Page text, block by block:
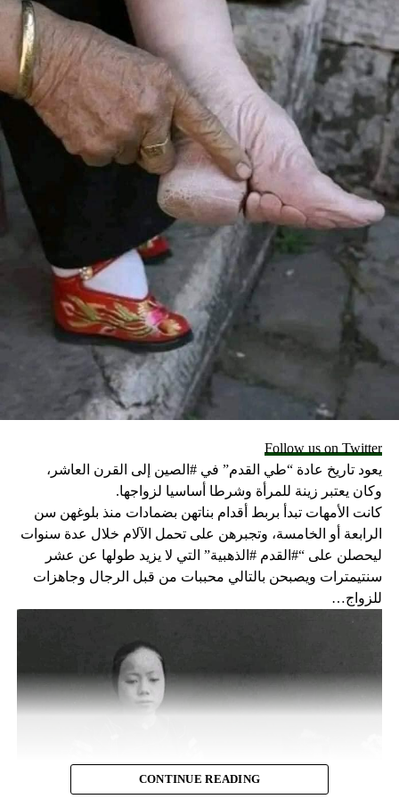
ولكن الذين ينعمون برحمة الله لن يذوقوا الموت أبداً.. من لبس
“عواطف الحنان واللطف والتواضع والوداعة والصبر..”(قولسي ٣
/ ١٢) يكون قد “اختارهم الرب وقدسهم وأحبهم..” وأصبحوا أبناء
القيامة..
أعطنا يا رب نعمة الإيمان بك، كي “نحتمل بَعضُنَا بعضاً ونصفح عن
بَعضنا كما صفحت أنت عنا.. ألبسنا يا رب ثوب المحبة ليكون لنا
رباط الكمال الذي يتخطى حدود الموت.. ويسود السلام على
قلوبنا ذاك السلام الذي إليه دعينا لنصير معك جسداً واحداً لأنك
أنت هو القيامة والحياة” (من وحي رسالة القديس بولس الى
قولسي ٣ / ١٣ – ١٥)
نهار مبارك
انضمّوا إلى هذه الصفحة التابعة لأليتيا لتصلكم أخبار اضطهادات
ALETEIA
العودة الى الصفحة الرئيسية
RELATED TOPICS:
UP
بالإنجيل اليومي بصوت الخوري نسيم قسطون ليوم
أقوال أبائنا القديسين اليوم التاسع والعشرون من أيّار
Follow us on Twitter
يعود تاريخ عادة “طي القدم” في #الصين إلى القرن العاشر،
وكان يعتبر زينة للمرأة وشرطا أساسيا لزواجها.
كانت الأمهات تبدأ بربط أقدام بناتهن بضمادات منذ بلوغهن سن
الرابعة أو الخامسة، وتجبرهن على تحمل الآلام خلال عدة سنوات
ليحصلن على “#القدم #الذهبية” التي لا يزيد طولها عن عشر
سنتيمترات ويصبحن بالتالي محببات من قبل الرجال وجاهزات
للزواج…
CONTINUE READING